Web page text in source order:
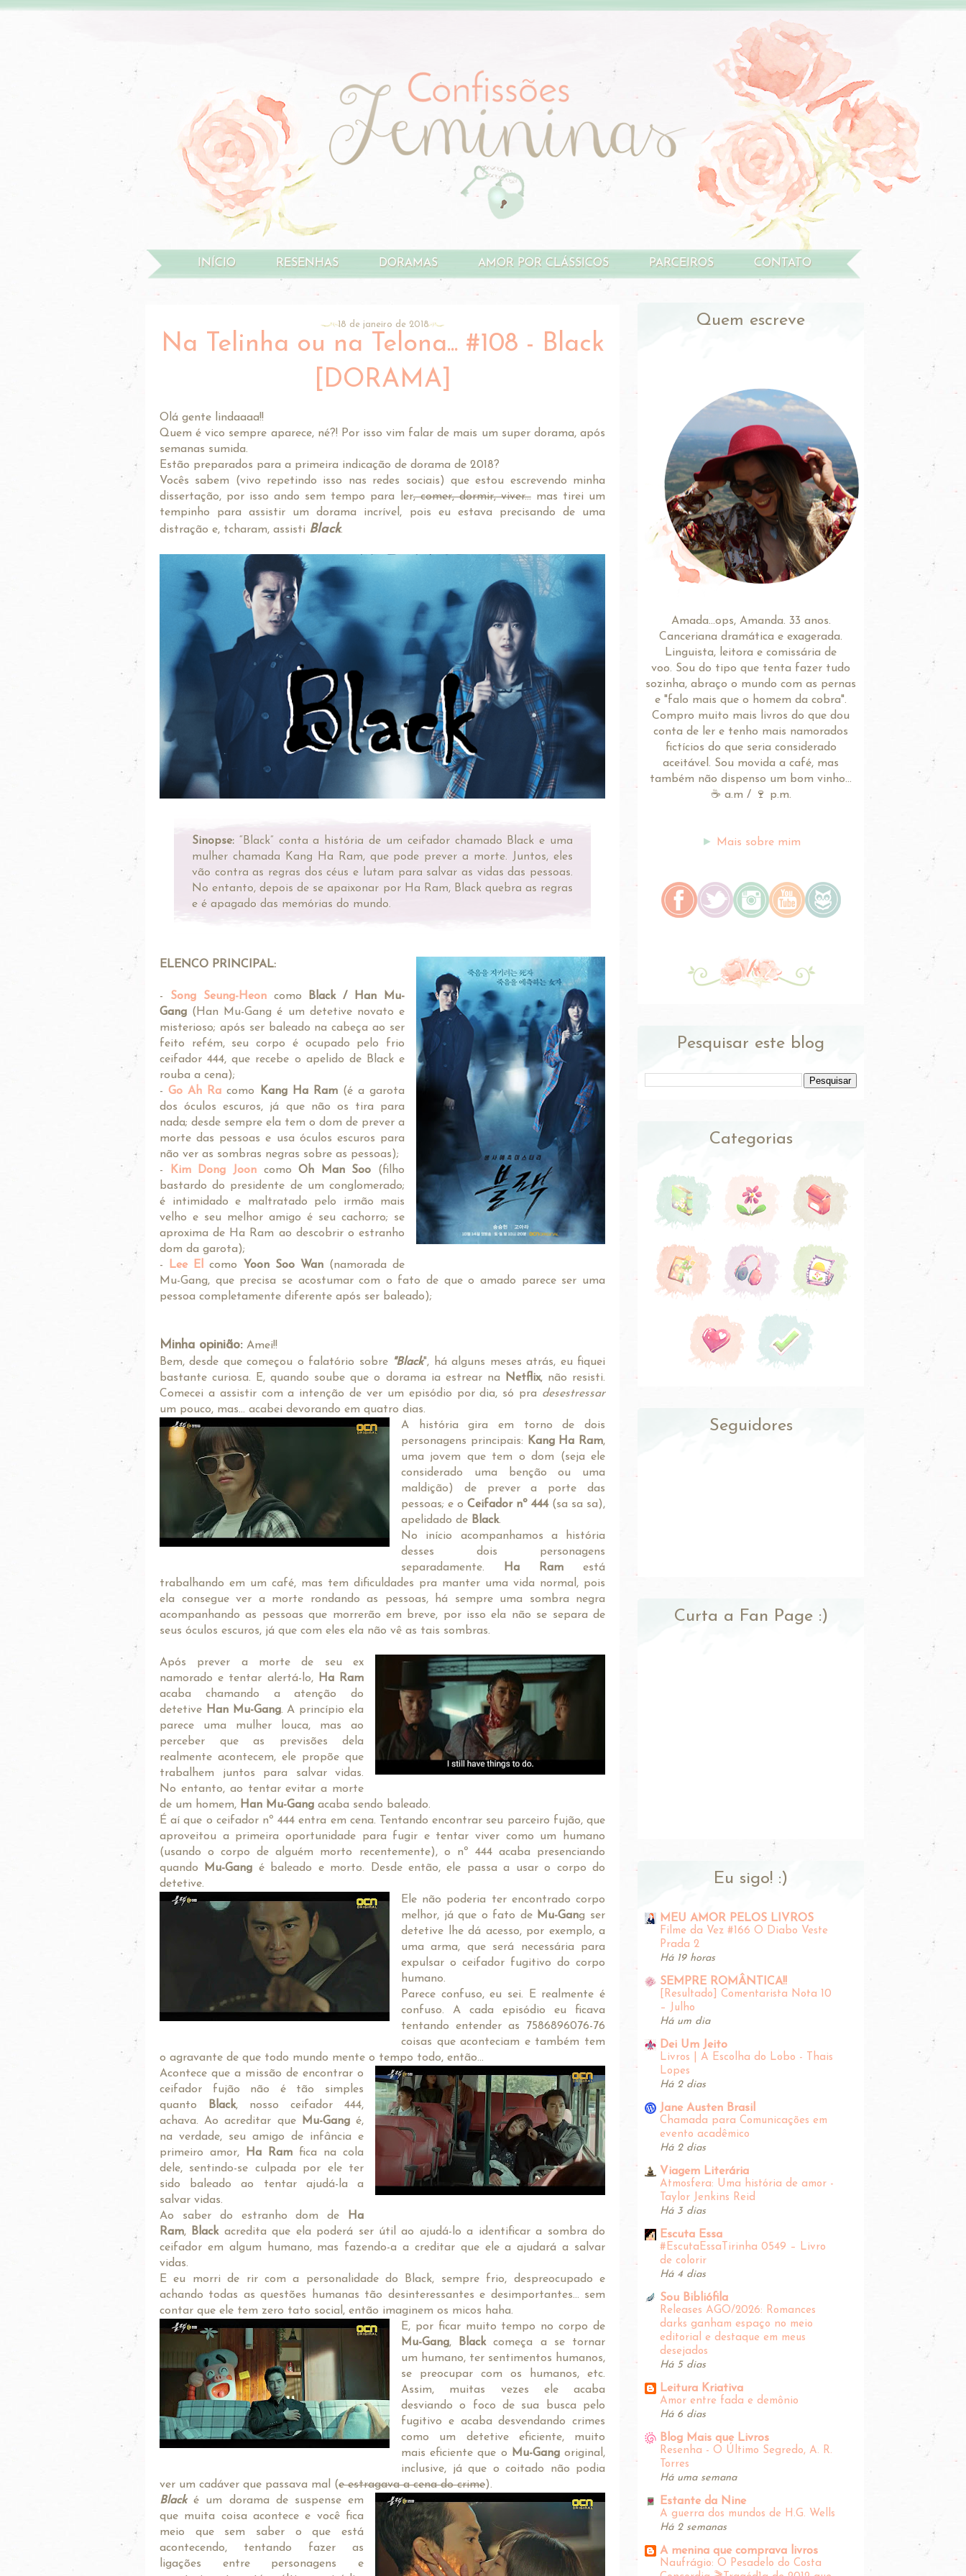
INÍCIO RESENHAS DORAMAS AMOR POR CLÁSSICOS PARCEIROS CONTATO
18 de janeiro de 2018
Na Telinha ou na Telona... #108 - Black
[DORAMA]
Olá gente lindaaaa!!
Quem é vico sempre aparece, né?! Por isso vim falar de mais um super dorama, após
semanas sumida.
Estão preparados para a primeira indicação de dorama de 2018?
Vocês sabem (vivo repetindo isso nas redes sociais) que estou escrevendo minha
dissertação, por isso ando sem tempo para ler, comer, dormir, viver...mas tirei um
tempinho para assistir um dorama incrível, pois eu estava precisando de uma
distração e, tcharam, assisti Black.
Sinopse: “Black” conta a história de um ceifador chamado Black e uma
mulher chamada Kang Ha Ram, que pode prever a morte. Juntos, eles
vão contra as regras dos céus e lutam para salvar as vidas das pessoas.
No entanto, depois de se apaixonar por Ha Ram, Black quebra as regras
e é apagado das memórias do mundo.
ELENCO PRINCIPAL:
- Song Seung-Heoncomo
Black / Han Mu-
Gang (Han Mu-Gang é um detetive novato e
misterioso; após ser baleado na cabeça ao ser
feito refém, seu corpo é ocupado pelo frio
ceifador 444, que recebe o apelido de Black e
rouba a cena);
-Go Ah Ra como Kang Ha Ram (é a garota
dos óculos escuros, já que não os tira para
nada; desde sempre ela tem o dom de prever a
morte das pessoas e usa óculos escuros para
não ver as sombras negras sobre as pessoas);
-
Kim Dong JooncomoOh Man Soo (filho
bastardo do presidente de um conglomerado;
é intimidado e maltratado pelo irmão mais
velho e seu melhor amigo é seu cachorro; se
aproxima de Ha Ram ao descobrir o estranho
dom da garota);
-
Lee El como Yoon Soo Wan(namorada de
Mu-Gang, que precisa se acostumar com o fato de que o amado parece ser uma
pessoa completamente diferente após ser baleado);
Minha opinião: Amei!!
Bem, desde que começou o falatório sobre"Black", há alguns meses atrás, eu fiquei
bastante curiosa. E, quando soube que o dorama ia estrear na
Netflix, não resisti.
Comecei a assistir com a intenção de ver um episódio por dia, só pra desestressar
um pouco, mas... acabei devorando em quatro dias.
A história gira em torno de dois
personagens principais:
Kang Ha Ram,
uma jovem que tem o dom (seja ele
considerado uma benção ou uma
maldição) de prever a porte das
pessoas; e o Ceifador nº 444 (sa sa sa),
apelidado de Black.
No início acompanhamos a história
desses dois personagens
separadamente.
Ha Ram está
trabalhando em um café, mas tem dificuldades pra manter uma vida normal, pois
ela consegue ver a morte rondando as pessoas, há sempre uma sombra negra
acompanhando as pessoas que morrerão em breve, por isso ela não se separa de
seus óculos escuros, já que com eles ela não vê as tais sombras.
Após prever a morte de seu ex
namorado e tentar alertá-lo,
Ha Ram
acaba chamando a atenção do
detetive Han Mu-Gang. A princípio ela
parece uma mulher louca, mas ao
perceber que as previsões dela
realmente acontecem, ele propõe que
trabalhem juntos para salvar vidas.
No entanto, ao tentar evitar a morte
de um homem, Han Mu-Gang acaba sendo baleado.
É aí que o ceifador nº 444 entra em cena. Tentando encontrar seu parceiro fujão, que
aproveitou a primeira oportunidade para fugir e tentar viver como um humano
(usando o corpo de alguém morto recentemente), o nº 444 acaba presenciando
quando
Mu-Gang é baleado e morto. Desde então, ele passa a usar o corpo do
detetive.
Ele não poderia ter encontrado corpo
melhor, já que o fato de Mu-Gang ser
detetive lhe dá acesso, por exemplo, a
uma arma, que será necessária para
expulsar o ceifador fugitivo do corpo
humano.
Parece confuso, eu sei. E realmente é
confuso. A cada episódio eu ficava
tentando entender as 7586896076-76
coisas que aconteciam e também tem
o agravante de que todo mundo mente o tempo todo, então...
Acontece que a missão de encontrar o
ceifador fujão não é tão simples
quanto
Black, nosso ceifador 444,
achava. Ao acreditar que
Mu-Gangé,
na verdade, seu amigo de infância e
primeiro amor, Ha Ram fica na cola
dele, sentindo-se culpada por ele ter
sido baleado ao tentar ajudá-la a
salvar vidas.
Ao saber do estranho dom de
Ha
Ram, Blackacredita que ela poderá ser útil ao ajudá-lo a identificar a sombra do
ceifador em algum humano, mas fazendo-a a creditar que ele a ajudará a salvar
vidas.
E eu morri de rir com a personalidade do Black, sempre frio, despreocupado e
achando todas as questões humanas tão desinteressantes e desimportantes... sem
contar que ele tem zero tato social, então imaginem os micos haha.
E, por ficar muito tempo no corpo de
Mu-Gang, Blackcomeça a se tornar
um humano, ter sentimentos humanos,
se preocupar com os humanos, etc.
Assim, muitas vezes ele acaba
desviando o foco de sua busca pelo
fugitivo e acaba desvendando crimes
como um detetive eficiente, muito
mais eficiente que o
Mu-Gangoriginal,
inclusive, já que o coitado não podia
ver um cadáver que passava mal (e estragava a cena do crime).
Blacké um dorama de suspense em
que muita coisa acontece e você fica
meio que sem saber o que está
acontecendo, tentando fazer as
ligações entre personagens e
Quem escreve
Amada...ops, Amanda. 33 anos.
Canceriana dramática e exagerada.
Linguista, leitora e comissária de
voo. Sou do tipo que tenta fazer tudo
sozinha, abraço o mundo com as pernas
e "falo mais que o homem da cobra".
Compro muito mais livros do que dou
conta de ler e tenho mais namorados
fictícios do que seria considerado
aceitável. Sou movida a café, mas
também não dispenso um bom vinho...
☕ a.m / 🍷 p.m.
► Mais sobre mim
Pesquisar este blog
Categorias
Seguidores
Curta a Fan Page :)
Eu sigo! :)
MEU AMOR PELOS LIVROS
Filme da Vez #166 O Diabo Veste
Prada 2
Há 19 horas
SEMPRE ROMÂNTICA!!
[Resultado] Comentarista Nota 10
– Julho
Há um dia
Dei Um Jeito
Livros | A Escolha do Lobo - Thais
Lopes
Há 2 dias
Jane Austen Brasil
Chamada para Comunicações em
evento acadêmico
Há 2 dias
Viagem Literária
Atmosfera: Uma história de amor -
Taylor Jenkins Reid
Há 3 dias
Escuta Essa
#EscutaEssaTirinha‬ 0549 – Livro
de colorir
Há 4 dias
Sou Bibliófila
Releases AGO/2026: Romances
darks ganham espaço no meio
editorial e destaque em meus
desejados
Há 5 dias
Leitura Kriativa
Amor entre fada e demônio
Há 6 dias
Blog Mais que Livros
Resenha - O Último Segredo, A. R.
Torres
Há uma semana
Estante da Nine
A guerra dos mundos de H.G. Wells
Há 2 semanas
A menina que comprava livros
Naufrágio: O Pesadelo do Costa